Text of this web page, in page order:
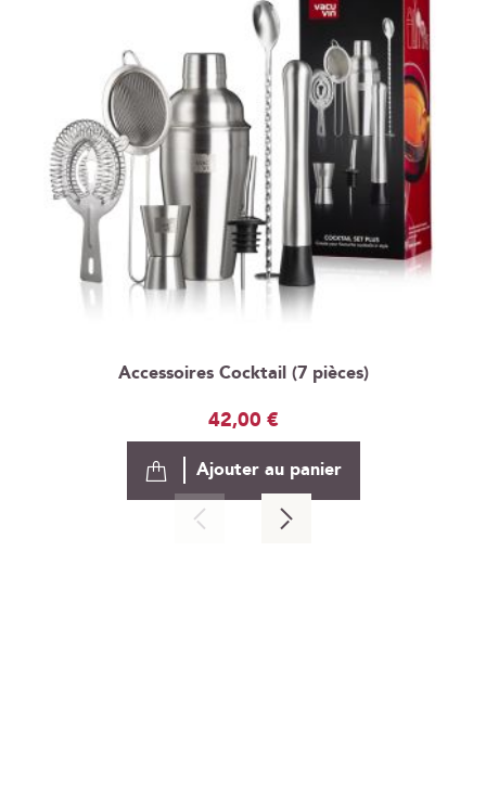
Accessoires Cocktail (7 pièces)
42,00 €
Ajouter au panier